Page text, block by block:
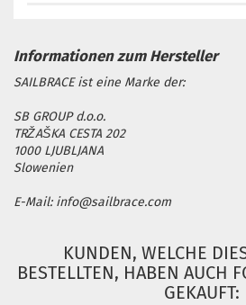
SAILBRACE ist eine Marke der:
SB GROUP d.o.o.
TRŽAŠKA CESTA 202
1000 LJUBLJANA
Slowenien
E-Mail: info@sailbrace.com
KUNDEN, WELCHE
BESTELLTEN, HABEN AUCH
GEKAUFT: